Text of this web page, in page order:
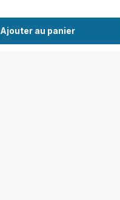
Ajouter au panier